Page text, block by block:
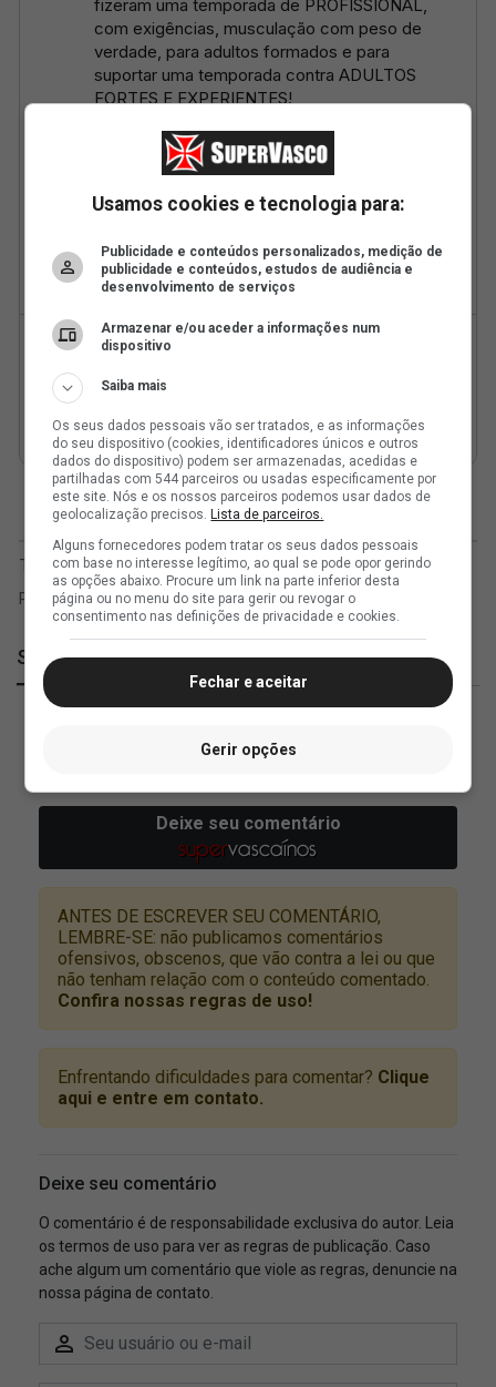
SuperVasco
Usamos cookies e tecnologia para:
Publicidade e conteúdos personalizados, medição de
publicidade e conteúdos, estudos de audiência e
desenvolvimento de serviços
Armazenar e/ou aceder a informações num
dispositivo
Saiba mais
Os seus dados pessoais vão ser tratados, e as informações
do seu dispositivo (cookies, identificadores únicos e outros
dados do dispositivo) podem ser armazenadas, acedidas e
partilhadas com 544 parceiros ou usadas especificamente por
este site. Nós e os nossos parceiros podemos usar dados de
geolocalização precisos. Lista de parceiros.
Alguns fornecedores podem tratar os seus dados pessoais
com base no interesse legítimo, ao qual se pode opor gerindo
as opções abaixo. Procure um link na parte inferior desta
página ou no menu do site para gerir ou revogar o
consentimento nas definições de privacidade e cookies.
Fechar e aceitar
Gerir opções